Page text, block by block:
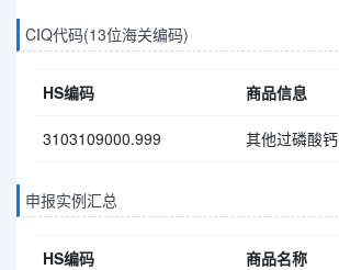
CIQ代码(13位海关编码)
HS编码 商品信息
3103109000.999 其他过磷酸钙
申报实例汇总
HS编码 商品名称